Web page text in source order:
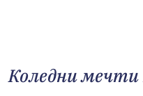
Коледни мечти